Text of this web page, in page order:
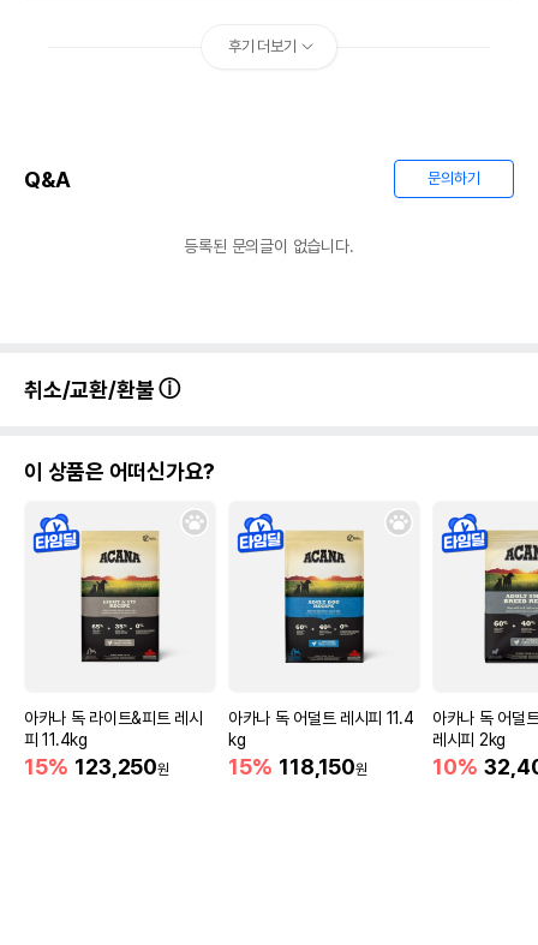
후기 더보기
Q&A 문의하기
등록된 문의글이 없습니다.
취소/교환/환불
이 상품은 어떠신가요?
아카나 독 라이트&피트 레시
피 11.4kg
15% 123,250원
아카나 독 어덜트 레시피 11.4
kg
15% 118,150원
아카나 독 어덜
레시피 2kg
10%